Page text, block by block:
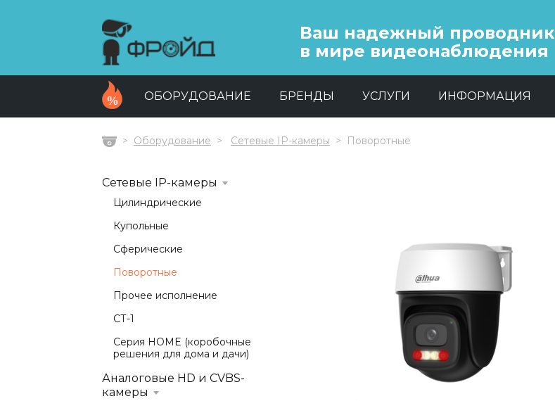
Ваш надежный проводник
в мире видеонаблюдения
ОБОРУДОВАНИЕ БРЕНДЫ УСЛУГИ ИНФОРМАЦИЯ
ГлавнаяОборудование Сетевые IP-камеры Поворотные
Сетевые IP-камеры
Цилиндрические
Купольные
Сферические
Поворотные
Прочее исполнение
СТ-1
Серия HOME (коробочные
решения для дома и дачи)
Аналоговые HD и CVBS-
камеры